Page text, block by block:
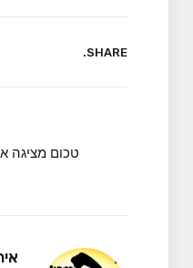
SHARE.
טכום מציגה